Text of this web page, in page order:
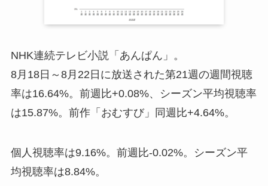
NHK連続テレビ小説「あんぱん」。
8月18日～8月22日に放送された第21週の週間視聴
率は16.64%。前週比+0.08%、シーズン平均視聴率
は15.87%。前作「おむすび」同週比+4.64%。
個人視聴率は9.16%。前週比-0.02%。シーズン平
均視聴率は8.84%。